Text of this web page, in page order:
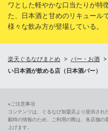
ワとした軽やかな口当たりが特
た、日本酒と甘めのリキュール
様々な飲み方が登場している。
楽天ぐるなびまとめ バー・お酒
い日本酒が飲める店（日本酒バー）
※ご注意事項
コンテンツは、ぐるなび加盟店より提供さ
載時の情報のため、ご利用の際は、各店舗の
上げます。